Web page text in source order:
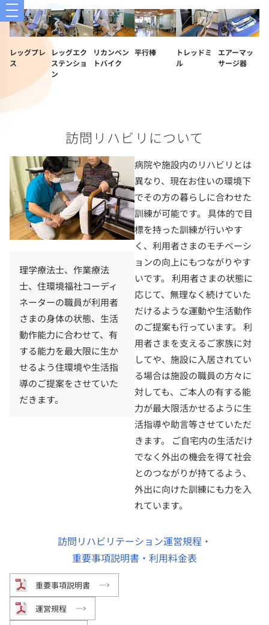
レッグプレ
ス
レッグエク
ステンショ
ン
リカンベン
トバイク
平行棒
トレッドミ
ル
エアーマッ
サージ器
訪問リハビリについて
理学療法士、作業療法
士、住環境福社コーディ
ネーターの職員が利用者
さまの身体の状態、生活
動作能力に合わせて、有
する能力を最大限に生か
せるよう住環境や生活指
導のご提案をさせていた
だきます。
病院や施設内のリハビリとは
異なり、現在お住いの環境下
でその方の暮らしに合わせた
訓練が可能です。 具体的で目
標を持った訓練が行いやす
く、利用者さまのモチベーシ
ョンの向上にもつながりやす
いです。 利用者さまの状態に
応じて、無理なく続けていた
だけるような運動や生活動作
のご提案も行っています。 利
用者さまを支えるご家族に対
してや、施設に入居されてい
る場合は施設の職員の方々に
対しても、ご本人の有する能
力が最大限活かせるように生
活指導や助言等させていただ
きます。 ご自宅内の生活だけ
でなく外出の機会を得て社会
とのつながりが持てるよう、
外出に向けた訓練にも力を入
れています。
訪問リハビリテーション運営規程・
重要事項説明書・利用料金表
重要事項説明書
運営規程